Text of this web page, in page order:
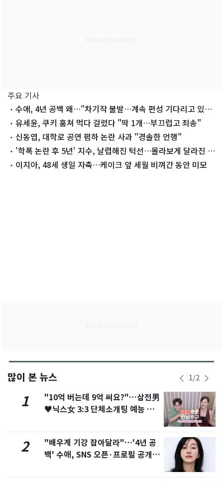
주요 기사
수애, 4년 공백 왜…"차기작 불발…계속 편성 기다리고 있
다"유세윤, 쿠키 훔쳐 먹다 걸렸다 "딱 1개…부끄럽고 죄송"
신동엽, 대학로 공연 폄하 논란 사과 "경솔한 언행"
'학폭 논란 후 5년' 지수, 날렵해진 턱선…몰라보게 달라진 근
황 이지아, 48세 생일 자축…케이크 앞 세월 비껴간 동안 미모
많이 본 뉴스 1/2
1
"10억 버는데 9억 써요?"…삼전男
♥닉스女 3:3 단체소개팅 예능 화
2
"배우계 기강 잡아달라"…'4년 공
백' 수애, SNS 오픈·프로필 공개